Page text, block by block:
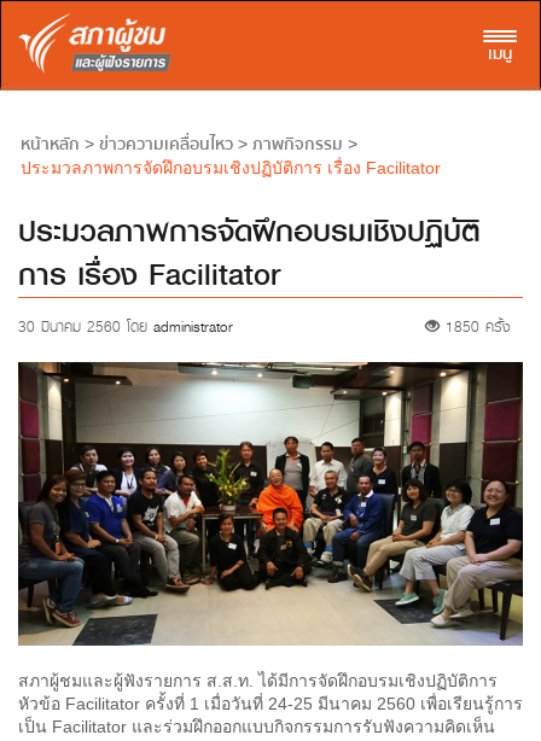
เมนู
หน้าหลัก > ข่าวความเคลื่อนไหว > ภาพกิจกรรม >
ประมวลภาพการจัดฝึกอบรมเชิงปฏิบัติการ เรื่อง Facilitator
ประมวลภาพการจัดฝึกอบรมเชิงปฏิบัติ
การ เรื่อง Facilitator
30 มีนาคม 2560 โดย administrator 1850 ครั้ง
สภาผู้ชมและผู้ฟังรายการ ส.ส.ท. ได้มีการจัดฝึกอบรมเชิงปฏิบัติการ
หัวข้อ Facilitator ครั้งที่ 1 เมื่อวันที่ 24-25 มีนาคม 2560 เพื่อเรียนรู้การ
เป็น Facilitator และร่วมฝึกออกแบบกิจกรรมการรับฟังความคิดเห็น